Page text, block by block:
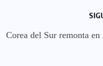
Corea del Sur remonta en